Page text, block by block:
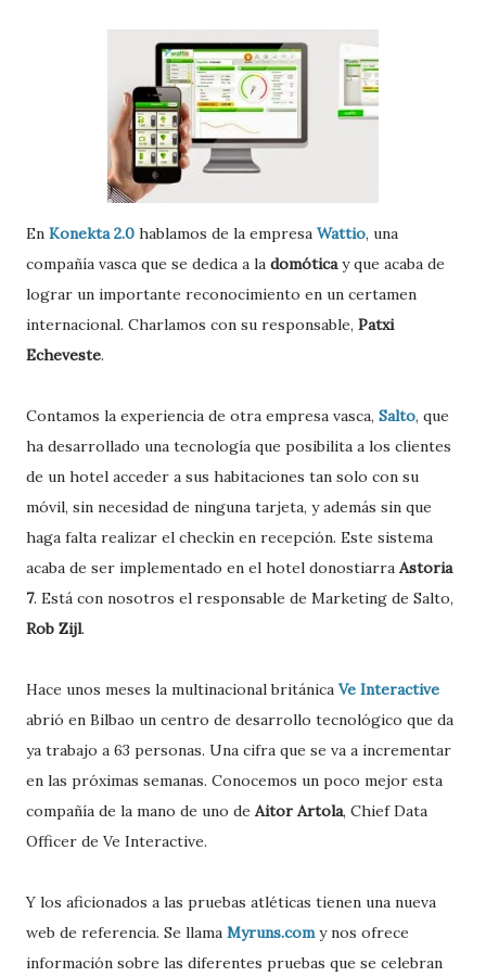
En Konekta 2.0 hablamos de la empresa Wattio, una
compañía vasca que se dedica a la domóticay que acaba de
lograr un importante reconocimiento en un certamen
internacional. Charlamos con su responsable, Patxi
Echeveste.
Contamos la experiencia de otra empresa vasca, Salto, que
ha desarrollado una tecnología que posibilita a los clientes
de un hotel acceder a sus habitaciones tan solo con su
móvil, sin necesidad de ninguna tarjeta, y además sin que
haga falta realizar el checkin en recepción. Este sistema
acaba de ser implementado en el hotel donostiarra Astoria
7. Está con nosotros el responsable de Marketing de Salto,
Rob Zijl.
Hace unos meses la multinacional británica Ve Interactive
abrió en Bilbao un centro de desarrollo tecnológico que da
ya trabajo a 63 personas. Una cifra que se va a incrementar
en las próximas semanas. Conocemos un poco mejor esta
compañía de la mano de uno de Aitor Artola, Chief Data
Officer de Ve Interactive.
Y los aficionados a las pruebas atléticas tienen una nueva
web de referencia. Se llama Myruns.comy nos ofrece
información sobre las diferentes pruebas que se celebran